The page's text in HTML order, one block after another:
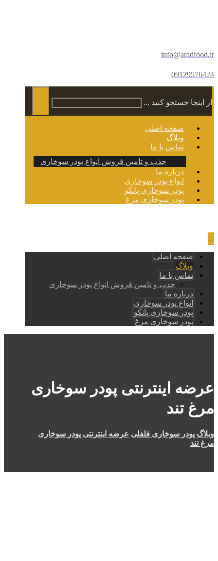
info@aradfood.ir
09129576424
از اینجا جستجو کنید ...
صفحه اصلی
وبلاگ
تماس با ما
جذب و تامین فروش انواع پودر سوخاری
درباره ما
انواع پودر سوخاری
پودر سوخاری پانکو
پودر سوخاری مرغ
صفحه اصلی
وبلاگ
تماس با ما
جذب و تامین فروش انواع پودر سوخاری
درباره ما
انواع پودر سوخاری
پودر سوخاری پانکو
پودر سوخاری مرغ
عرضه اینترنتی پودر سوخاری
مرغ تند
وبلاگ پودر سوخاری فلفلی عرضه اینترنتی پودر سوخاری
مرغ تند